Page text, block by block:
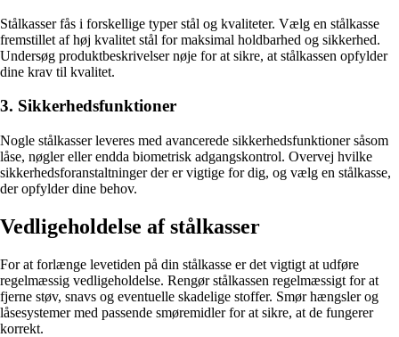
Stålkasser fås i forskellige typer stål og kvaliteter. Vælg en stålkasse
fremstillet af høj kvalitet stål for maksimal holdbarhed og sikkerhed.
Undersøg produktbeskrivelser nøje for at sikre, at stålkassen opfylder
dine krav til kvalitet.
3. Sikkerhedsfunktioner
Nogle stålkasser leveres med avancerede sikkerhedsfunktioner såsom
låse, nøgler eller endda biometrisk adgangskontrol. Overvej hvilke
sikkerhedsforanstaltninger der er vigtige for dig, og vælg en stålkasse,
der opfylder dine behov.
Vedligeholdelse af stålkasser
For at forlænge levetiden på din stålkasse er det vigtigt at udføre
regelmæssig vedligeholdelse. Rengør stålkassen regelmæssigt for at
fjerne støv, snavs og eventuelle skadelige stoffer. Smør hængsler og
låsesystemer med passende smøremidler for at sikre, at de fungerer
korrekt.